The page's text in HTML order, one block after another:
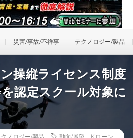
災害/事故/不祥事 テクノロジー/製品
操縦ライセンス制度
認定スクール対象に
クノロジー/製品 動向/展望 ドローン